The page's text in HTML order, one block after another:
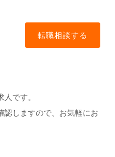
です。
認しますので、お気軽にお